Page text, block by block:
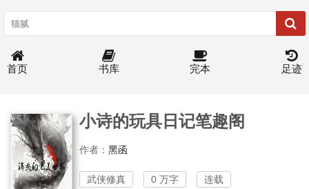
首页 书库 完本 足迹
小诗的玩具日记笔趣阁
作者： 黑函
武侠修真 0 万字 连载